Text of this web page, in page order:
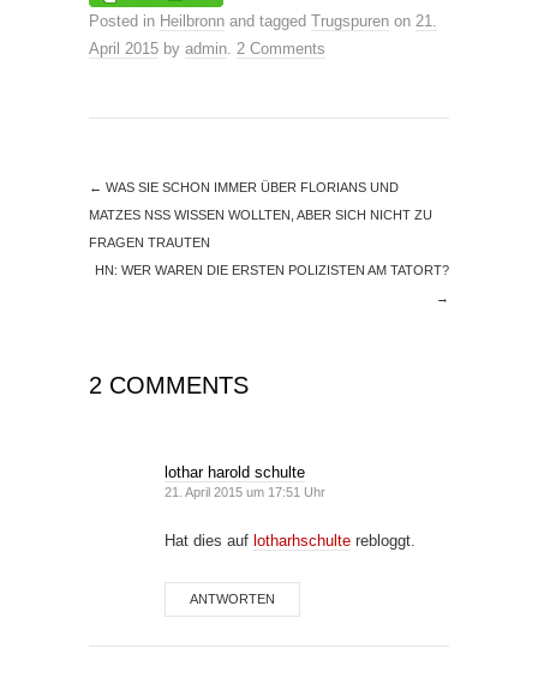
Posted in Heilbronn and tagged Trugspuren on 21.
April 2015 by admin. 2 Comments
← WAS SIE SCHON IMMER ÜBER FLORIANS UND
MATZES NSS WISSEN WOLLTEN, ABER SICH NICHT ZU
FRAGEN TRAUTEN
HN: WER WAREN DIE ERSTEN POLIZISTEN AM TATORT?
→
2 COMMENTS
lothar harold schulte
21. April 2015 um 17:51 Uhr
Hat dies auf lotharhschulte rebloggt.
ANTWORTEN